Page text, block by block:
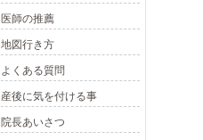
医師の推薦
地図行き方
よくある質問
産後に気を付ける事
院長あいさつ